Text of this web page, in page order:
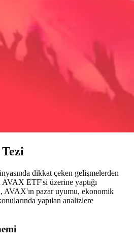
dikkat çeken gelişmelerden
ETF'si üzerine yaptığı
AVAX'ın pazar uyumu, ekonomik
yapılan analizlere